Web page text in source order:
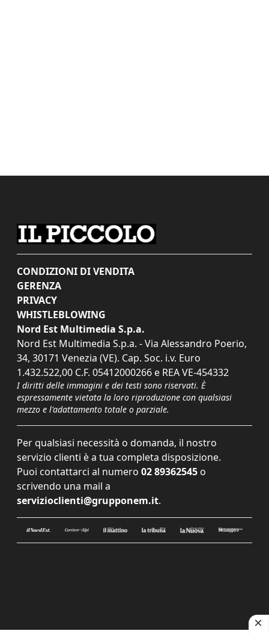
CONDIZIONI DI VENDITA
GERENZA
PRIVACY
WHISTLEBLOWING
Nord Est Multimedia S.p.a.
Nord Est Multimedia S.p.a. - Via Alessandro Poerio,
34, 30171 Venezia (VE). Cap. Soc. i.v. Euro
1.432.522,00 C.F. 05412000266 e REA VE-454332
I diritti delle immagini e dei testi sono riservati. È
espressamente vietata la loro riproduzione con qualsiasi
mezzo e l'adattamento totale o parziale.
Per qualsiasi necessità o domanda, il nostro
servizio clienti è a tua completa disposizione.
Puoi contattarci al numero 02 89362545 o
scrivendo una mail a
servizioclienti@grupponem.it.